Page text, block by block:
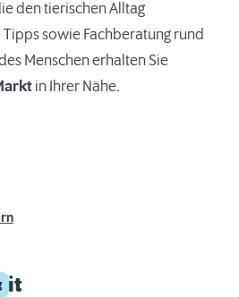
den tierischen Alltag
sowie Fachberatung rund
Menschen erhalten Sie
in Ihrer Nähe.